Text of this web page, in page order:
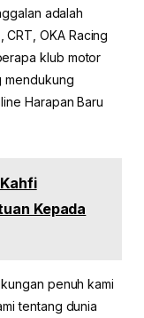
adalah
CRT, OKA Racing
klub motor
mendukung
Harapan Baru
Kepada
penuh kami
tentang dunia